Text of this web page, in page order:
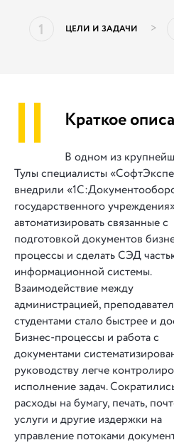
1 ЦЕЛИ И ЗАДАЧИ >
|| Краткое
В одном из
Тулы специалисты
внедрили
государственного
автоматизировать связанные с
подготовкой документов
процессы и сделать СЭД
информационной системы.
Взаимодействие между
администрацией,
студентами стало быстрее и
Бизнес-процессы и работа с
документами
руководству легче
исполнение задач.
расходы на бумагу, печать,
услуги и другие издержки на
управление потоками